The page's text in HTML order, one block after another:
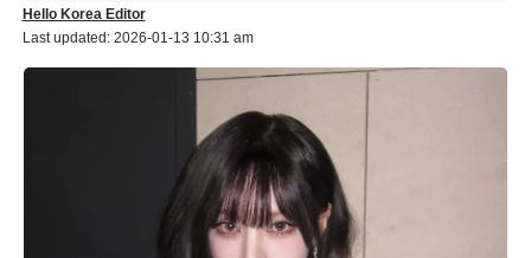
Last updated: 2026-01-13 10:31 am
Hello Korea Editor